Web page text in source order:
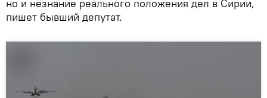
но и незнание реального положения дел в Сирии,
пишет бывший депутат.